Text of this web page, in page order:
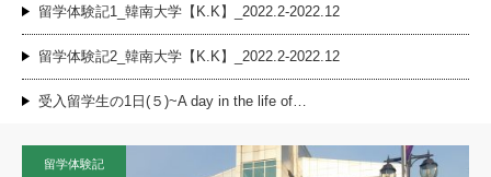
留学体験記1_韓南大学【K.K】_2022.2-2022.12
留学体験記2_韓南大学【K.K】_2022.2-2022.12
受入留学生の1日(５)~A day in the life of…
留学体験記